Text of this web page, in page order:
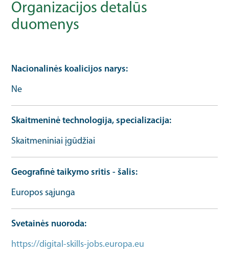
Organizacijos detalūs
duomenys
Nacionalinės koalicijos narys
Ne
Skaitmeninė technologija, specializacija
Skaitmeniniai įgūdžiai
Geografinė taikymo sritis - šalis
Europos sąjunga
Svetainės nuoroda
https://digital-skills-jobs.europa.eu